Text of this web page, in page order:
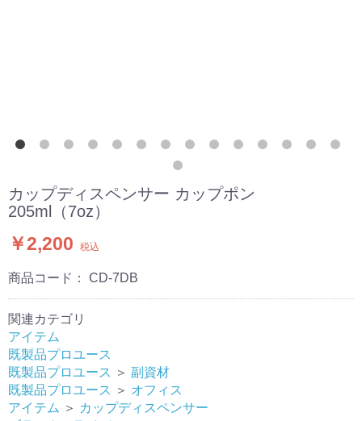
カップディスペンサー カップポン
205ml（7oz）
￥2,200 税込
商品コード： CD-7DB
関連カテゴリ
アイテム
既製品プロユース
既製品プロユース ＞ 副資材
既製品プロユース ＞ オフィス
アイテム ＞ カップディスペンサー